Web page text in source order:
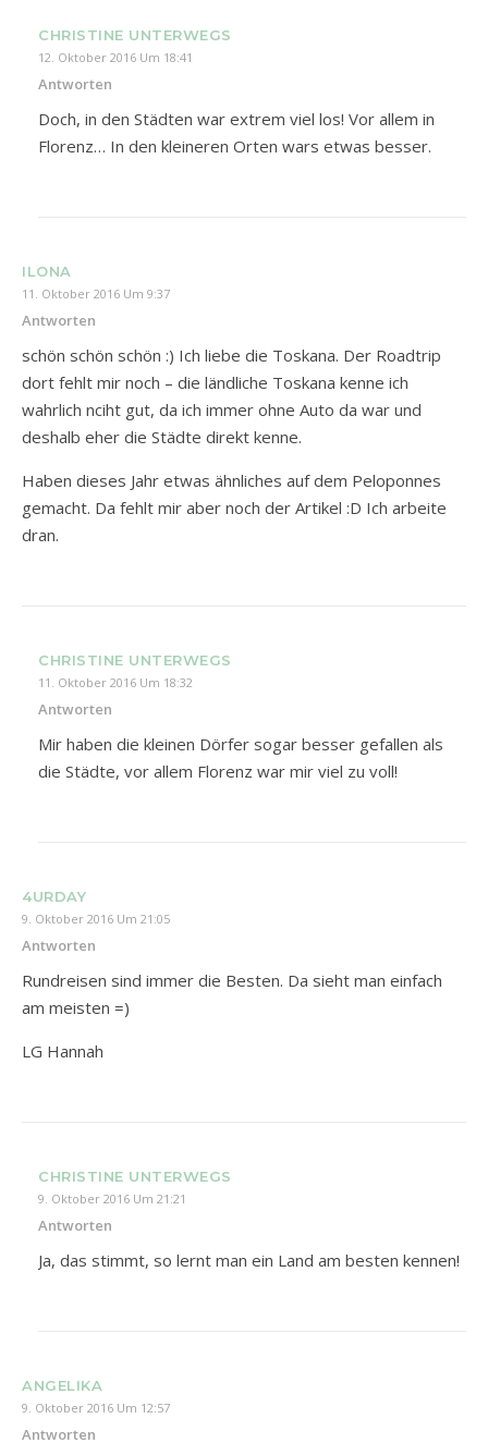
CHRISTINE UNTERWEGS
12. Oktober 2016 Um 18:41
Antworten
Doch, in den Städten war extrem viel los! Vor allem in
Florenz… In den kleineren Orten wars etwas besser.
ILONA
11. Oktober 2016 Um 9:37
Antworten
schön schön schön :) Ich liebe die Toskana. Der Roadtrip
dort fehlt mir noch – die ländliche Toskana kenne ich
wahrlich nciht gut, da ich immer ohne Auto da war und
deshalb eher die Städte direkt kenne.
Haben dieses Jahr etwas ähnliches auf dem Peloponnes
gemacht. Da fehlt mir aber noch der Artikel :D Ich arbeite
dran.
CHRISTINE UNTERWEGS
11. Oktober 2016 Um 18:32
Antworten
Mir haben die kleinen Dörfer sogar besser gefallen als
die Städte, vor allem Florenz war mir viel zu voll!
4URDAY
9. Oktober 2016 Um 21:05
Antworten
Rundreisen sind immer die Besten. Da sieht man einfach
am meisten =)
LG Hannah
CHRISTINE UNTERWEGS
9. Oktober 2016 Um 21:21
Antworten
Ja, das stimmt, so lernt man ein Land am besten kennen!
ANGELIKA
9. Oktober 2016 Um 12:57
Antworten